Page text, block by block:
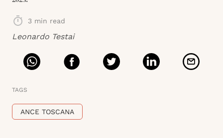
3 min read
Leonardo Testai
TAGS
ANCE TOSCANA